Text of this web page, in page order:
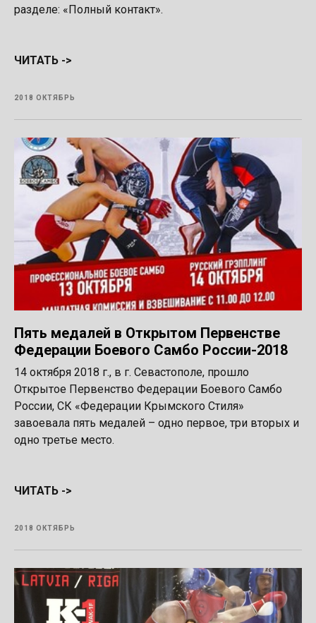
разделе: «Полный контакт».
ЧИТАТЬ ->
2018 ОКТЯБРЬ
Пять медалей в Открытом Первенстве
Федерации Боевого Самбо России-2018
14 октября 2018 г., в г. Севастополе, прошло
Открытое Первенство Федерации Боевого Самбо
России, СК «Федерации Крымского Стиля»
завоевала пять медалей – одно первое, три вторых и
одно третье место.
ЧИТАТЬ ->
2018 ОКТЯБРЬ